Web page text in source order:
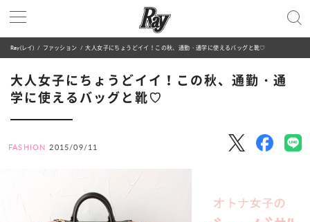
Ray(レイ) ファッション 大人女子にちょうどイイ！この秋、通勤・通学に使えるバッグと靴♡
大人女子にちょうどイイ！この秋、通勤・通
学に使えるバッグと靴♡
FASHION 2015/09/11